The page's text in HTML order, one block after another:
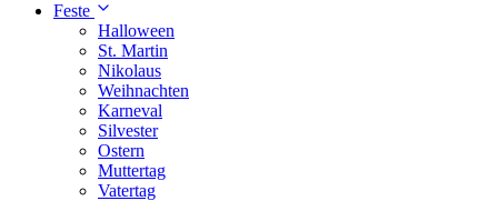
Feste
Halloween
St. Martin
Nikolaus
Weihnachten
Karneval
Silvester
Ostern
Muttertag
Vatertag